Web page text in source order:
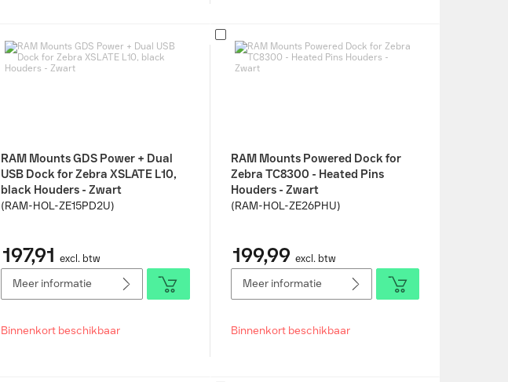
RAM Mounts GDS Power + Dual
USB Dock for Zebra XSLATE L10,
black Houders - Zwart
(RAM-HOL-ZE15PD2U)
197,91 excl. btw
Meer informatie
Binnenkort beschikbaar
RAM Mounts Powered Dock for
Zebra TC8300 - Heated Pins
Houders - Zwart
(RAM-HOL-ZE26PHU)
199,99 excl. btw
Meer informatie
Binnenkort beschikbaar